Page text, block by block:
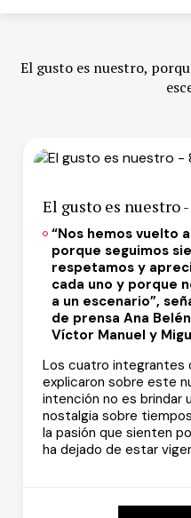
El gusto es nuestro,
El gusto es nuestro -
“Nos hemos vuelto
porque seguimos
respetamos y
cada uno y porque
a un escenario”,
de prensa Ana
Víctor Manuel y
Los cuatro integrantes
explicaron sobre este
intención no es brindar
nostalgia sobre
la pasión que sienten
ha dejado de estar